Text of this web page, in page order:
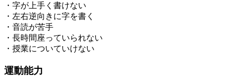
・字が上手く書けない
・左右逆向きに字を書く
・音読が苦手
・長時間座っていられない
・授業についていけない
運動能力